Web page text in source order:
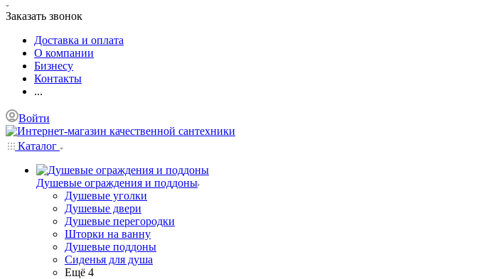
Заказать звонок
Доставка и оплата
О компании
Бизнесу
Контакты
...
Войти
Каталог
Душевые ограждения и поддоны
Душевые уголки
Душевые двери
Душевые перегородки
Шторки на ванну
Душевые поддоны
Сиденья для душа
Ещё 4